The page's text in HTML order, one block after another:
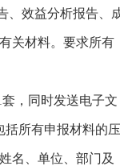
、效益分析报告、
关材料。要求所有
，同时发送电子文
括所有申报材料的压
名、单位、部门及